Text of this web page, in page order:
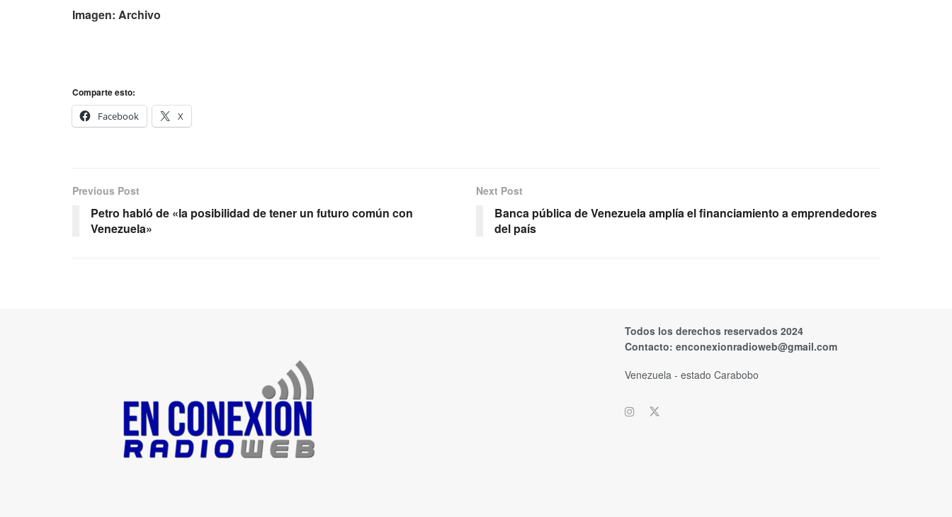
Imagen: Archivo
Comparte esto:
Facebook
X
Previous Post
Petro habló de «la posibilidad de tener un futuro común con
Venezuela»
Next Post
Banca pública de Venezuela amplía el financiamiento a emprendedores
del país
Todos los derechos reservados 2024
Contacto: enconexionradioweb@gmail.com
Venezuela - estado Carabobo